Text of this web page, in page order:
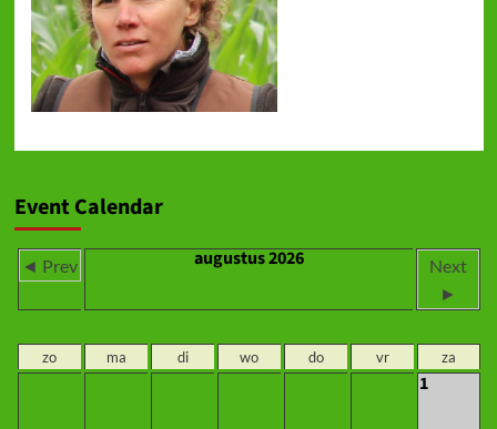
Event Calendar
◄ Prev augustus 2026
Next
►
zo ma di wo do vr za
1